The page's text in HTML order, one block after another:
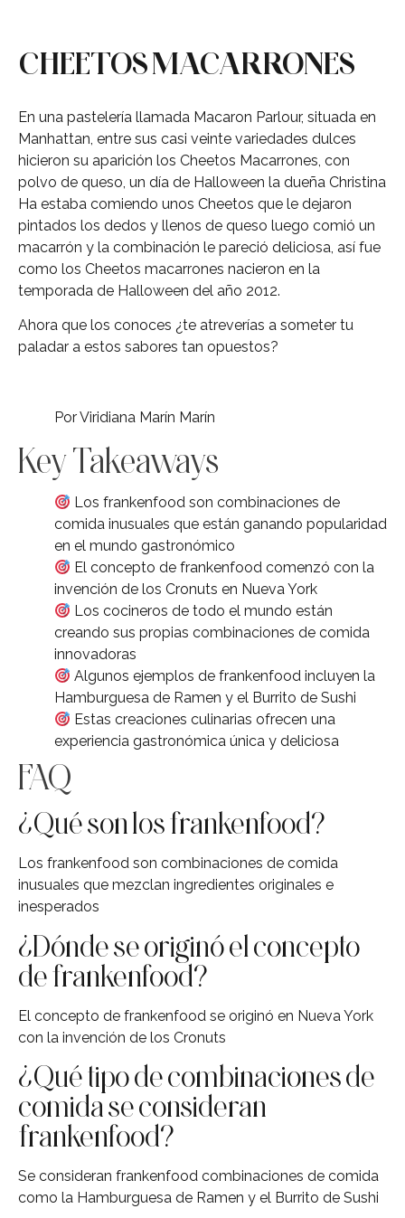
CHEETOS MACARRONES
En una pastelería llamada Macaron Parlour, situada en
Manhattan, entre sus casi veinte variedades dulces
hicieron su aparición los Cheetos Macarrones, con
polvo de queso, un día de Halloween la dueña Christina
Ha estaba comiendo unos Cheetos que le dejaron
pintados los dedos y llenos de queso luego comió un
macarrón y la combinación le pareció deliciosa, así fue
como los Cheetos macarrones nacieron en la
temporada de Halloween del año 2012.
Ahora que los conoces ¿te atreverías a someter tu
paladar a estos sabores tan opuestos?
Por Viridiana Marín Marín
Key Takeaways
Los frankenfood son combinaciones de
comida inusuales que están ganando popularidad
en el mundo gastronómico
El concepto de frankenfood comenzó con la
invención de los Cronuts en Nueva York
Los cocineros de todo el mundo están
creando sus propias combinaciones de comida
innovadoras
Algunos ejemplos de frankenfood incluyen la
Hamburguesa de Ramen y el Burrito de Sushi
Estas creaciones culinarias ofrecen una
experiencia gastronómica única y deliciosa
FAQ
¿Qué son los frankenfood?
Los frankenfood son combinaciones de comida
inusuales que mezclan ingredientes originales e
inesperados
¿Dónde se originó el concepto
de frankenfood?
El concepto de frankenfood se originó en Nueva York
con la invención de los Cronuts
¿Qué tipo de combinaciones de
comida se consideran
frankenfood?
Se consideran frankenfood combinaciones de comida
como la Hamburguesa de Ramen y el Burrito de Sushi